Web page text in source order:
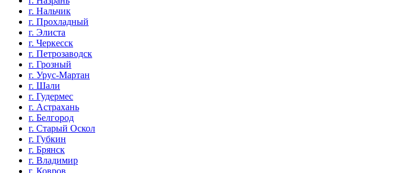
г. Нальчик
г. Прохладный
г. Элиста
г. Черкесск
г. Петрозаводск
г. Грозный
г. Урус-Мартан
г. Шали
г. Гудермес
г. Астрахань
г. Белгород
г. Старый Оскол
г. Губкин
г. Брянск
г. Владимир
г. Ковров